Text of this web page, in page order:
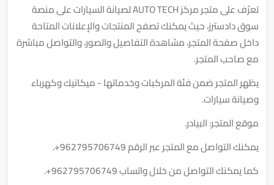
تعرّف على متجر مركز AUTO TECH لصيانة السيارات على منصة
سوق دادسترز، حيث يمكنك تصفح المنتجات والإعلانات المتاحة
داخل صفحة المتجر، مشاهدة التفاصيل والصور، والتواصل مباشرة
مع صاحب المتجر.
يظهر المتجر ضمن فئة المركبات وخدماتها - ميكانيك وكهرباء
وصيانة سيارات.
موقع المتجر: البيادر.
يمكنك التواصل مع المتجر عبر الرقم+962795706749
.
كما يمكنك التواصل من خلال واتساب+962795706749
.